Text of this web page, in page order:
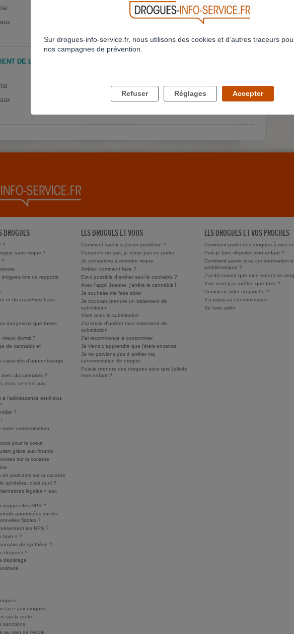
DE LA FEUILLE DE COCA
DROGUES
?
sans risque ?
?
lors de rapports
et du crack/free base
dangereux que fumer
dormir ?
de cannabis et
capacités d'apprentissage
du cannabis ?
donc ce n'est pas
l’adolescence est-il plus
?
consommation
pour le coeur
grâce aux forums
sur la cocaïne
de podcasts sur la cocaïne
synthèse, c’est quoi ?
légales » aux
risques des NPS ?
annoncées sur les
elles fiables ?
les NPS ?
bain » ?
de synthèse ?
drogues ?
dépistage
face aux drogues
sur la route
sanctions
au sein de l'école
LES DROGUES ET VOUS
Comment savoir si j'ai un problème ?
Personne ne sait, je n'ose pas en parler
Je consomme à moindre risque
Arrêter, comment faire ?
Est-il possible d'arrêter seul le cannabis ?
Avec l'appli Jeanne, j'arrête le cannabis !
Je souhaite me faire aider
Je voudrais prendre un traitement de
substitution
Vivre avec la substitution
J'ai envie d'arrêter mon traitement de
substitution
J'ai recommencé à consommer
Je viens d'apprendre que j'étais enceinte
Je ne parviens pas à arrêter ma
consommation de drogue
Puis-je prendre des drogues alors que j'allaite
mon enfant ?
LES DROGUES ET VOS PROCHES
Comment parler des drogues à mes
Puis-je faire dépister mon enfant ?
Comment savoir si sa consommation
problématique ?
J'ai découvert que mon enfant se
Il ne veut pas arrêter, que faire ?
Comment aider un proche ?
Il a repris sa consommation
Se faire aider
Sur drogues-info-service.fr, nous utilisons des cookies et d’autres traceurs
nos campagnes de prévention.
Refuser Réglages Accepter